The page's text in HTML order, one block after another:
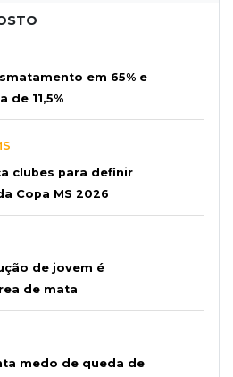
em 65% e
de 11,5%
clubes para definir
Copa MS 2026
de jovem é
de mata
medo de queda de